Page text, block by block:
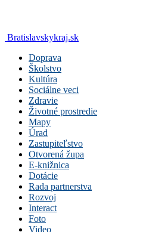
Bratislavskykraj.sk
Doprava
Školstvo
Kultúra
Sociálne veci
Zdravie
Životné prostredie
Mapy
Úrad
Zastupiteľstvo
Otvorená župa
E-knižnica
Dotácie
Rada partnerstva
Rozvoj
Interact
Foto
Video